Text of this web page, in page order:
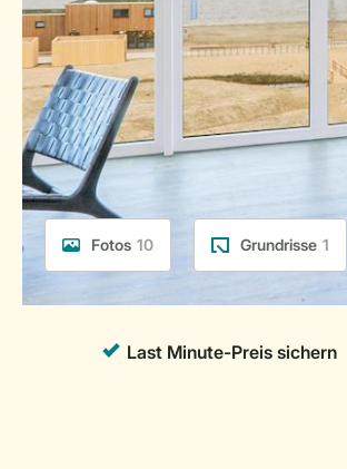
Fotos 10 Grundrisse 1